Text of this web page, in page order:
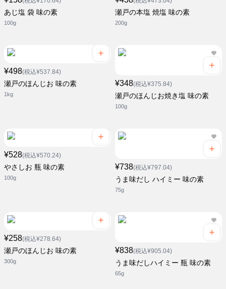
あじ塩 袋 味の素
100g
瀬戸の本塩 焼塩 味の素
200g
¥498(税込¥537.84)
瀬戸のほんじお 味の素
1kg
¥348(税込¥375.84)
瀬戸のほんじお焼き塩 味の素
100g
¥528(税込¥570.24)
やさしお 瓶 味の素
100g
¥738(税込¥797.04)
うま味だし ハイミー 味の素
75g
¥258(税込¥278.64)
瀬戸のほんじお 味の素
300g
¥838(税込¥905.04)
うま味だしハイミー 瓶 味の素
65g